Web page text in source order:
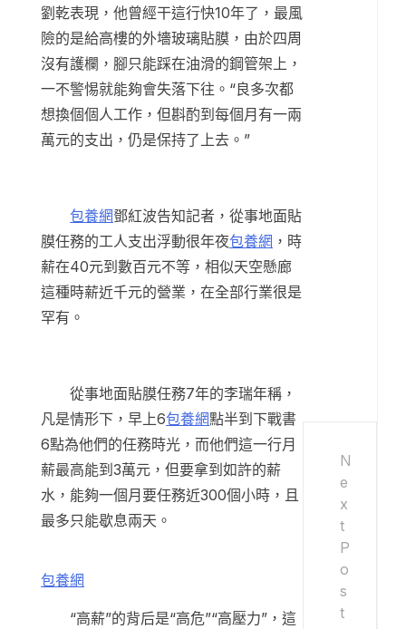
劉乾表現，他曾經干這行快10年了，最風
險的是給高樓的外墻玻璃貼膜，由於四周
沒有護欄，腳只能踩在油滑的鋼管架上，
一不警惕就能夠會失落下往。“良多次都
想換個個人工作，但斟酌到每個月有一兩
萬元的支出，仍是保持了上去。”
包養網鄧紅波告知記者，從事地面貼
膜任務的工人支出浮動很年夜包養網 ，時
薪在40元到數百元不等，相似天空懸廊
這種時薪近千元的營業，在全部行業很是
罕有。
從事地面貼膜任務7年的李瑞年稱，
凡是情形下，早上6包養網點半到下戰書
6點為他們的任務時光，而他們這一行月
薪最高能到3萬元，但要拿到如許的薪
水，能夠一個月要任務近300個小時，且
最多只能歇息兩天。
包養網
“高薪”的背后是“高危”“高壓力”，這
N
e
x
t
P
o
s
t